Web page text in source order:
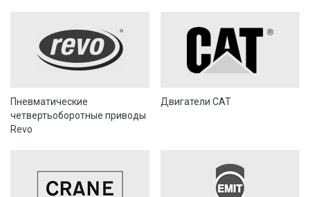
Пневматические
четвертьоборотные приводы
Revo
Двигатели CAT